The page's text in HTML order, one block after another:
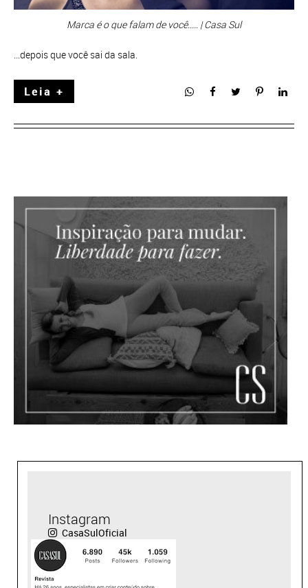
Marca é o que falam de você..... | Casa Sul
...depois que você sai da sala.
Leia +
Instagram
CasaSulOficial